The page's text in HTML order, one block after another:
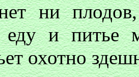
ни
еду и питье
охотно